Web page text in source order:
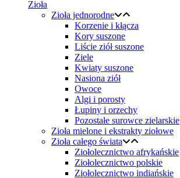
Zioła
Zioła jednorodne
Korzenie i kłącza
Kory suszone
Liście ziół suszone
Ziele
Kwiaty suszone
Nasiona ziół
Owoce
Algi i porosty
Łupiny i orzechy
Pozostałe surowce zielarskie
Zioła mielone i ekstrakty ziołowe
Zioła całego świata
Ziołolecznictwo afrykańskie
Ziołolecznictwo polskie
Ziołolecznictwo indiańskie